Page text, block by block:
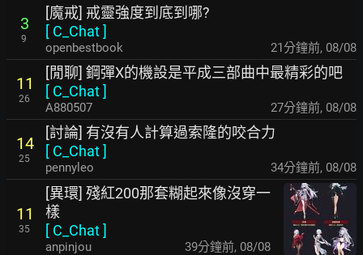
3
9
[魔戒] 戒靈強度到底到哪?
[ C_Chat]
openbestbook 21分鐘前, 08/08
11
26
[閒聊] 鋼彈X的機設是平成三部曲中最精彩的吧
[ C_Chat]
A880507 27分鐘前, 08/08
14
25
[討論] 有沒有人計算過索隆的咬合力
[ C_Chat]
pennyleo 34分鐘前, 08/08
11
35
[異環] 殘紅200那套糊起來像沒穿一
樣
[ C_Chat]
anpinjou 39分鐘前, 08/08